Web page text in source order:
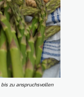
zu anspruchsvollen